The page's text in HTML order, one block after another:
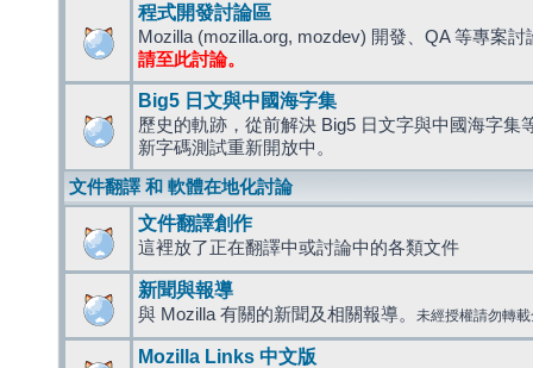
程式開發討論區
Mozilla (mozilla.org, mozdev) 開發、QA 等專案討
請至此討論。
Big5 日文與中國海字集
歷史的軌跡，從前解決 Big5 日文字與中國海字集
新字碼測試重新開放中。
文件翻譯 和 軟體在地化討論
文件翻譯創作
這裡放了正在翻譯中或討論中的各類文件
新聞與報導
與 Mozilla 有關的新聞及相關報導。 未經授權請勿轉
Mozilla Links 中文版